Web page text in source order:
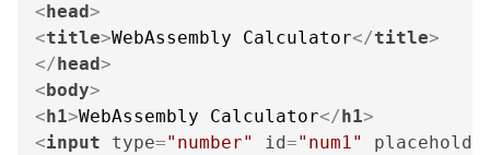
<head>
<title>WebAssembly Calculator</title>
</head>
<body>
<h1>WebAssembly Calculator</h1>
<input type="number" id="num1"